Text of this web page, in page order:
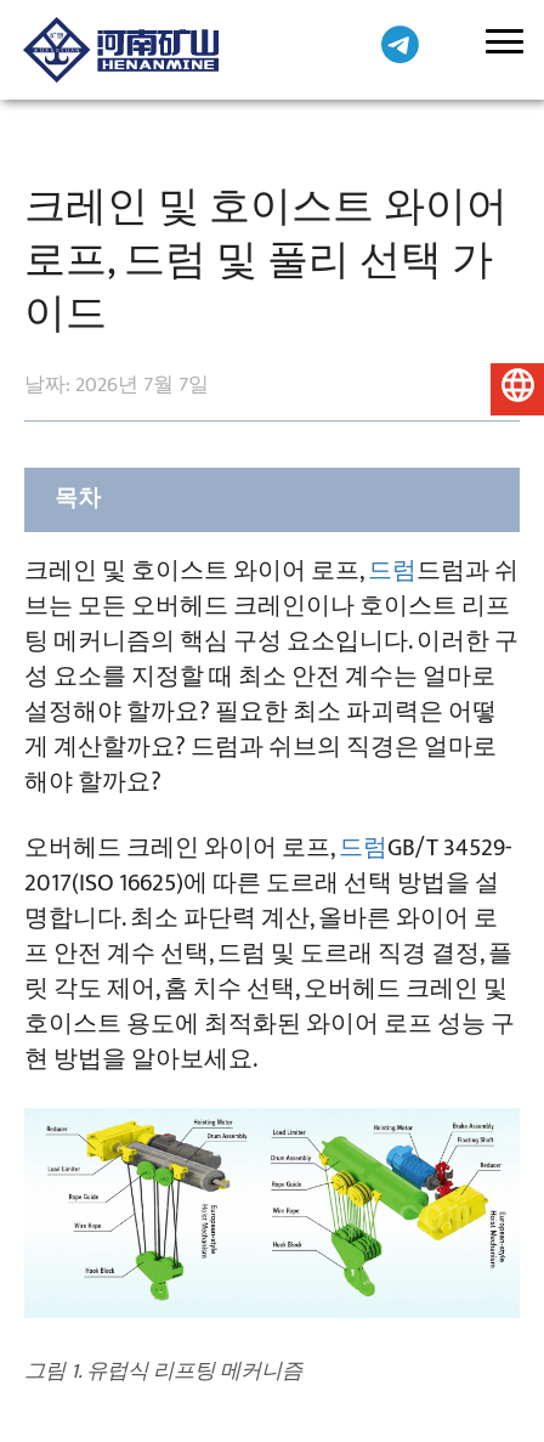
블로그
크레인 및 호이스트 와이어
로프, 드럼 및 풀리 선택 가
이드
날짜: 2026년 7월 7일
목차
2. 오버헤드 크레인 와이어 로프 최소 안전
계수 Zp
3. 오버헤드 크레인 와이어 로프 선택
3.1 최소 파괴력
3.2 최대 함대 각도
3.3 와이어 로프의 최대 사용 온도
4. 오버헤드 크레인 드럼 및 도르래 선정
4.1 드럼 종류 및 권선 방향
4.2 홈 반경 및 풀리 재질
4.3 최소 드럼 및 풀리 직경
5. 특별 운영 조건
크레인 및 호이스트 와이어 로프,드럼드럼과 쉬
브는 모든 오버헤드 크레인이나 호이스트 리프
팅 메커니즘의 핵심 구성 요소입니다. 이러한 구
성 요소를 지정할 때 최소 안전 계수는 얼마로
설정해야 할까요? 필요한 최소 파괴력은 어떻
게 계산할까요? 드럼과 쉬브의 직경은 얼마로
해야 할까요?
오버헤드 크레인 와이어 로프,드럼GB/T 34529-
2017(ISO 16625)에 따른 도르래 선택 방법을 설
명합니다. 최소 파단력 계산, 올바른 와이어 로
프 안전 계수 선택, 드럼 및 도르래 직경 결정, 플
릿 각도 제어, 홈 치수 선택, 오버헤드 크레인 및
호이스트 용도에 최적화된 와이어 로프 성능 구
현 방법을 알아보세요.
그림 1. 유럽식 리프팅 메커니즘
한국어